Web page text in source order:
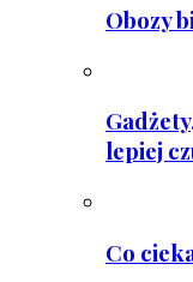
Obozy
lepiej
Co